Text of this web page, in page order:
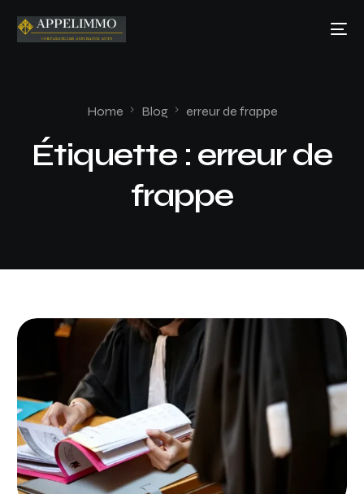
Home Blog erreur de frappe
Étiquette : erreur de
frappe